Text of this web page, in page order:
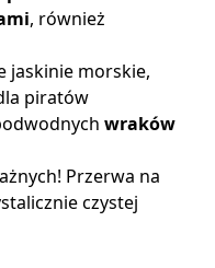
, również
jaskinie morskie,
piratów
wraków
Przerwa na
czystej